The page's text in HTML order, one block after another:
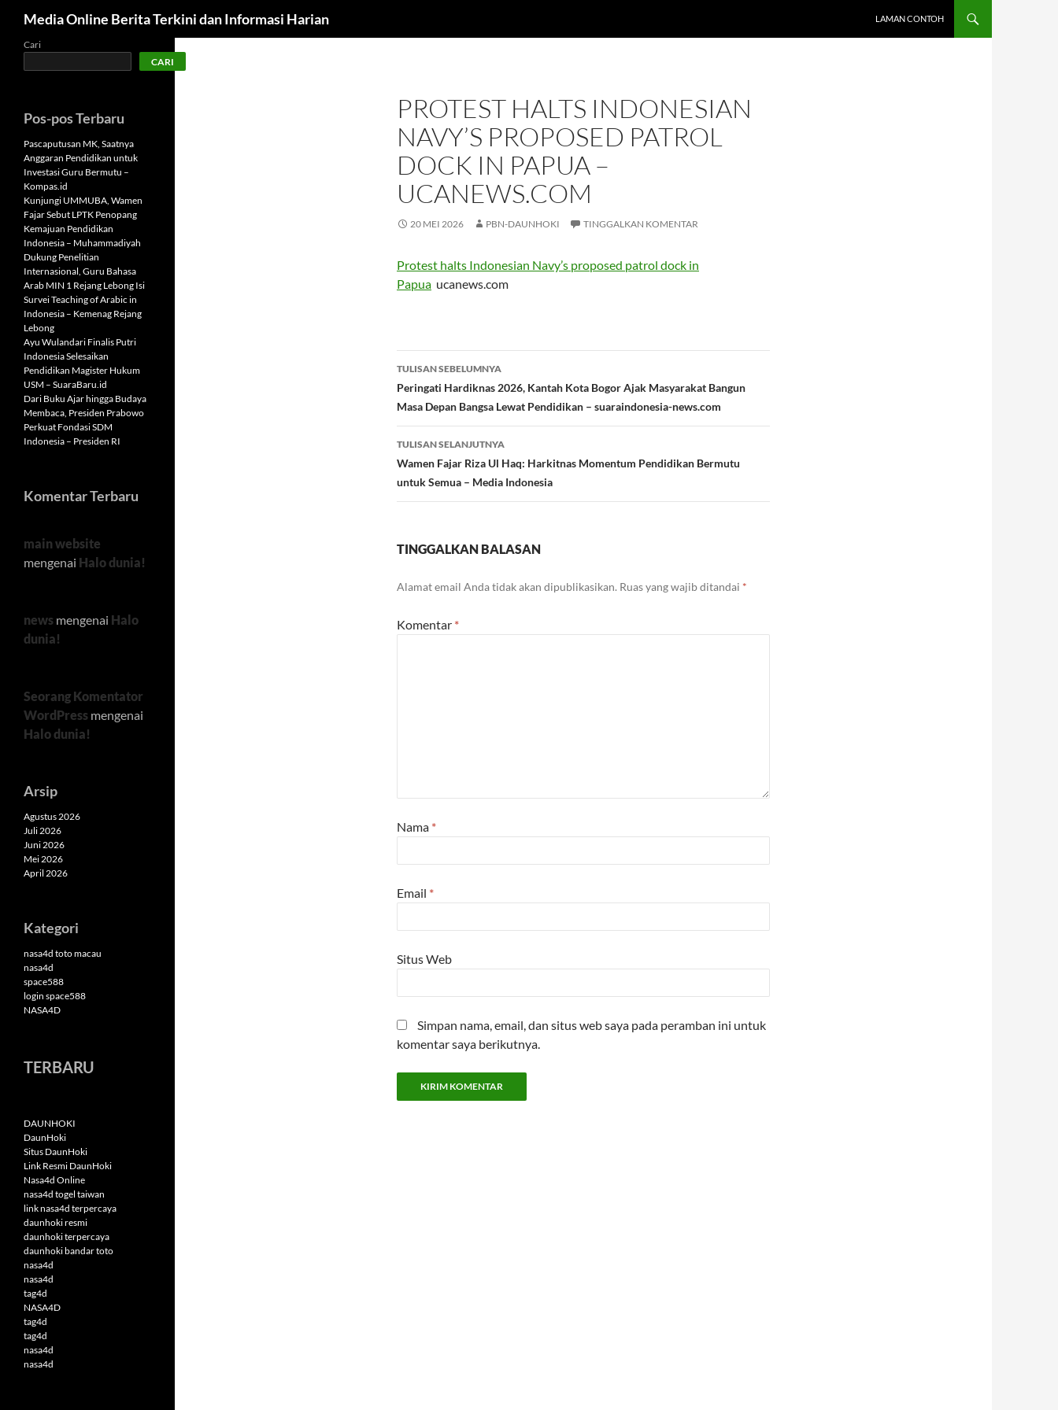
Langsung
Media Online Berita Terkini dan Informasi Harian LAMAN CONTOH
PROTEST HALTS INDONESIAN
NAVY’S PROPOSED PATROL
DOCK IN PAPUA –
UCANEWS.COM
20 MEI 2026 PBN-DAUNHOKI TINGGALKAN KOMENTAR
Protest halts Indonesian Navy’s proposed patrol dock in
Papua ucanews.com
Navigasi
Tulisan
TULISAN SEBELUMNYA
Peringati Hardiknas 2026, Kantah Kota Bogor Ajak Masyarakat Bangun
Masa Depan Bangsa Lewat Pendidikan – suaraindonesia-news.com
TULISAN SELANJUTNYA
Wamen Fajar Riza Ul Haq: Harkitnas Momentum Pendidikan Bermutu
untuk Semua – Media Indonesia
TINGGALKAN BALASAN
Alamat email Anda tidak akan dipublikasikan. Ruas yang wajib ditandai *
Komentar *
Nama *
Email *
Situs Web
Simpan nama, email, dan situs web saya pada peramban ini untuk
komentar saya berikutnya.
Cari
CARI
Pos-pos Terbaru
Pascaputusan MK, Saatnya
Anggaran Pendidikan untuk
Investasi Guru Bermutu –
Kompas.id
Kunjungi UMMUBA, Wamen
Fajar Sebut LPTK Penopang
Kemajuan Pendidikan
Indonesia – Muhammadiyah
Dukung Penelitian
Internasional, Guru Bahasa
Arab MIN 1 Rejang Lebong Isi
Survei Teaching of Arabic in
Indonesia – Kemenag Rejang
Lebong
Ayu Wulandari Finalis Putri
Indonesia Selesaikan
Pendidikan Magister Hukum
USM – SuaraBaru.id
Dari Buku Ajar hingga Budaya
Membaca, Presiden Prabowo
Perkuat Fondasi SDM
Indonesia – Presiden RI
Komentar Terbaru
main website
mengenai Halo dunia!
news mengenai Halo
dunia!
Seorang Komentator
WordPress mengenai
Halo dunia!
Arsip
Agustus 2026
Juli 2026
Juni 2026
Mei 2026
April 2026
Kategori
nasa4d toto macau
nasa4d
space588
login space588
NASA4D
TERBARU
DAUNHOKI
DaunHoki
Situs DaunHoki
Link Resmi DaunHoki
Nasa4d Online
nasa4d togel taiwan
link nasa4d terpercaya
daunhoki resmi
daunhoki terpercaya
daunhoki bandar toto
nasa4d
nasa4d
tag4d
NASA4D
tag4d
tag4d
nasa4d
nasa4d